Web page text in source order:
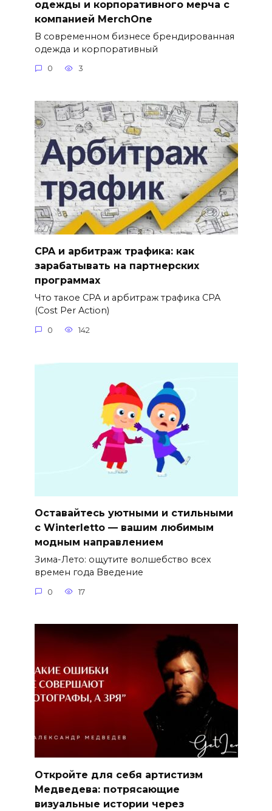
одежды и корпоративного мерча с
компанией MerchOne
В современном бизнесе брендированная
одежда и корпоративный
0 3
CPA и арбитраж трафика: как
зарабатывать на партнерских
программах
Что такое CPA и арбитраж трафика CPA
(Cost Per Action)
0 142
Оставайтесь уютными и стильными
с Winterletto — вашим любимым
модным направлением
Зима-Лето: ощутите волшебство всех
времен года Введение
0 17
Откройте для себя артистизм
Медведева: потрясающие
визуальные истории через